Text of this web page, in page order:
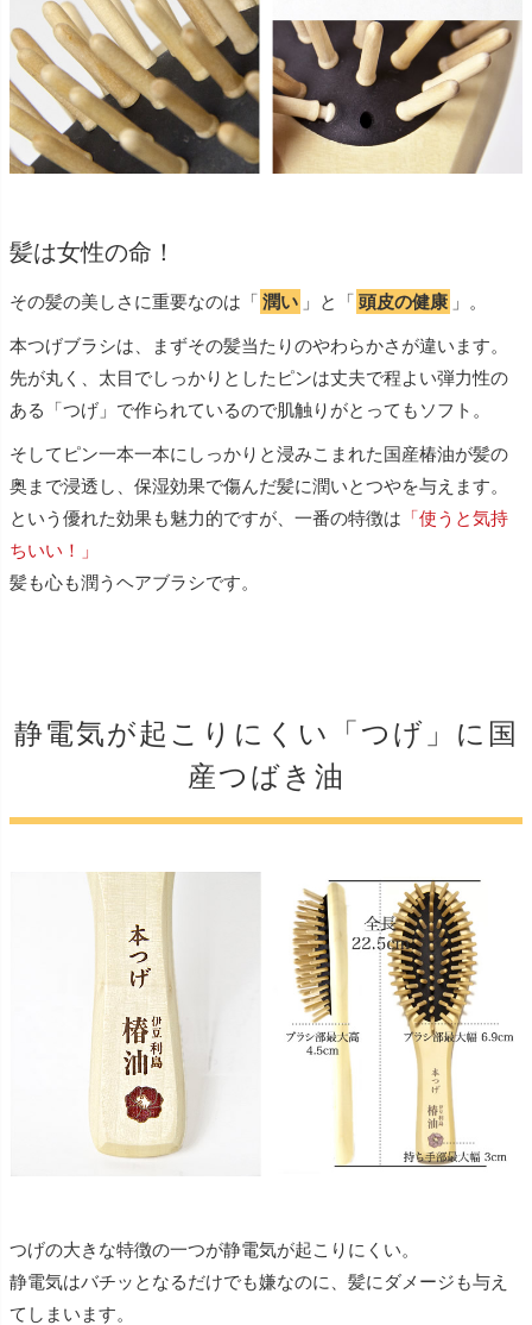
髪は女性の命！
その髪の美しさに重要なのは「 潤い 」と「 頭皮の健康 」。
本つげブラシは、まずその髪当たりのやわらかさが違います。
先が丸く、太目でしっかりとしたピンは丈夫で程よい弾力性の
ある「つげ」で作られているので肌触りがとってもソフト。
そしてピン一本一本にしっかりと浸みこまれた国産椿油が髪の
奥まで浸透し、保湿効果で傷んだ髪に潤いとつやを与えます。
という優れた効果も魅力的ですが、一番の特徴は 「使うと気持
ちいい！」
髪も心も潤うヘアブラシです。
静電気が起こりにくい「つげ」に国
産つばき油
つげの大きな特徴の一つが静電気が起こりにくい。
静電気はバチッとなるだけでも嫌なのに、髪にダメージも与え
てしまいます。